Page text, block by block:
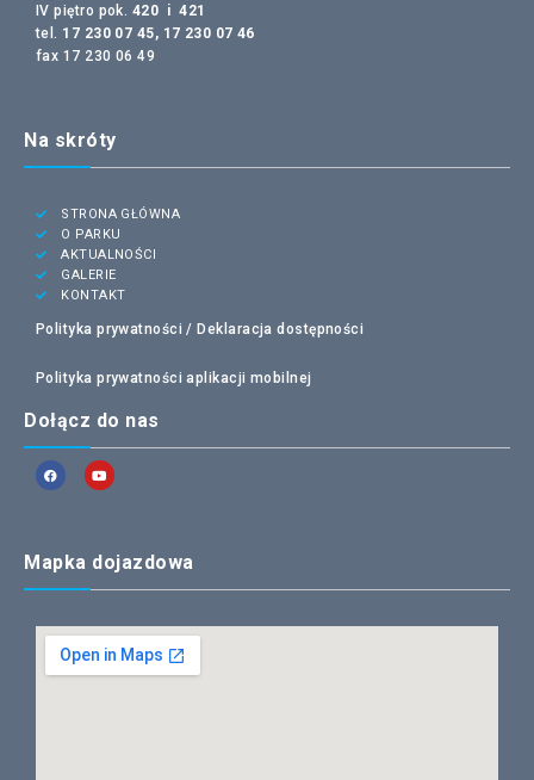
IV piętro pok. 420 i 421
tel. 17 230 07 45, 17 230 07 46
fax 17 230 06 49
Na skróty
STRONA GŁÓWNA
O PARKU
AKTUALNOŚCI
GALERIE
KONTAKT
Polityka prywatności /Deklaracja dostępności
Polityka prywatności aplikacji mobilnej
Dołącz do nas
Mapka dojazdowa